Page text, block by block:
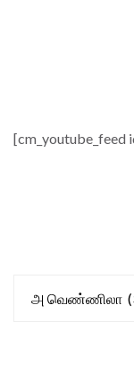
[cm_youtube_feed